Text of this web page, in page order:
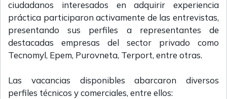
ciudadanos interesados en adquirir experiencia
práctica participaron activamente de las entrevistas,
presentando sus perfiles a representantes de
destacadas empresas del sector privado como
Tecnomyl, Epem, Purovneta, Terport, entre otras.
Las vacancias disponibles abarcaron diversos
perfiles técnicos y comerciales, entre ellos: